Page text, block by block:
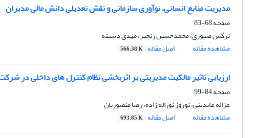
مدیریت منابع انسانی، نوآوری سازمانی و نقش تعدیلی دانش مالی مدیران
صفحه68-83
نرگس صبوری، محمدحسین رنجبر، مهدی دسینه
مشاهده مقاله
اصل مقاله 566.38 K
ارزیابی تاثیر مالکیت مدیریتی بر اثربخشی نظام کنترل های داخلی در
صفحه84-99
غزاله عابدینی، نوروز نوراله زاده، رضا منصوریان
مشاهده مقاله
اصل مقاله 693.85 K